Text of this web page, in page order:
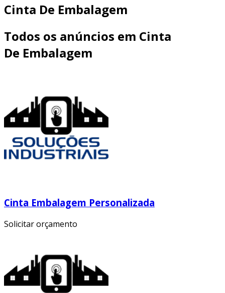
Cinta De Embalagem
Todos os anúncios em Cinta
De Embalagem
Cinta Embalagem Personalizada
Solicitar orçamento